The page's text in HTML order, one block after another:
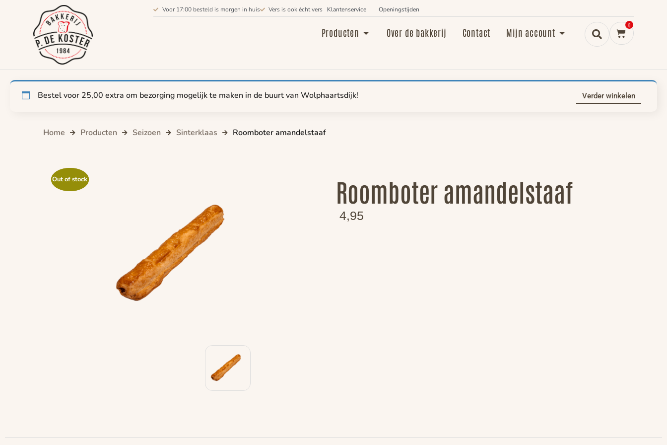
Voor 17:00 besteld is morgen in huis Vers is ook écht vers Klantenservice Openingstijden
Producten Over de bakkerij Contact Mijn account
0
Verder winkelen
Bestel voor 25,00 extra om bezorging mogelijk te maken in de buurt van Wolphaartsdijk!
Home Producten Seizoen Sinterklaas Roomboter amandelstaaf
Out of stock
Out of stock Roomboter amandelstaaf
4,95